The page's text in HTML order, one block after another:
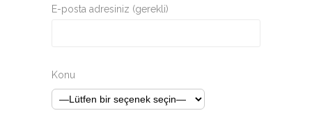
E-posta adresiniz (gerekli)
Konu